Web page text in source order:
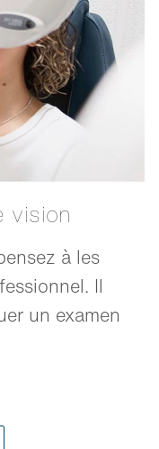
vision
à les
Il
un examen